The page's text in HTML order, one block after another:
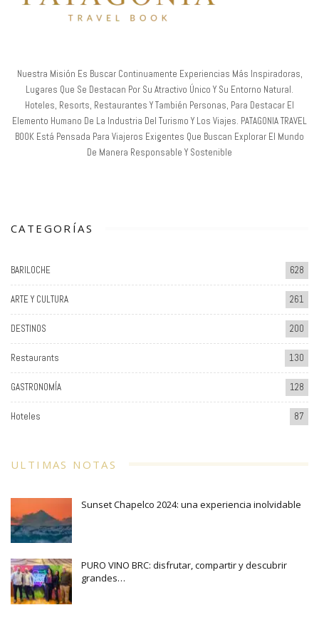
Nuestra Misión Es Buscar Continuamente Experiencias Más Inspiradoras,
Lugares Que Se Destacan Por Su Atractivo Único Y Su Entorno Natural.
Hoteles, Resorts, Restaurantes Y También Personas, Para Destacar El
Elemento Humano De La Industria Del Turismo Y Los Viajes. PATAGONIA TRAVEL
BOOK Está Pensada Para Viajeros Exigentes Que Buscan Explorar El Mundo
De Manera Responsable Y Sostenible
CATEGORÍAS
BARILOCHE 628
ARTE Y CULTURA 261
DESTINOS 200
Restaurants 130
GASTRONOMÍA 128
Hoteles 87
ULTIMAS NOTAS
Sunset Chapelco 2024: una experiencia inolvidable
PURO VINO BRC: disfrutar, compartir y descubrir
grandes…